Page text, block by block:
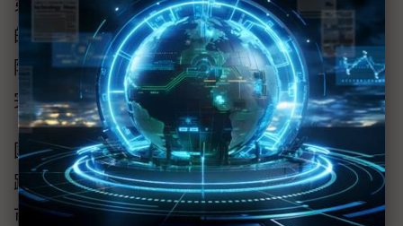
的資料安全性，確保資料能夠完全轉移及消
除，伺服器廠商必須能提供相關服務，才算是
完整的伺服器採購解決方案。
國內伺服器市場之所以會比較重視硬體，其實
跟硬體規格較容易比較有關，尤其是政府採購
市場，很難將管理能力考量進來。但若從整體